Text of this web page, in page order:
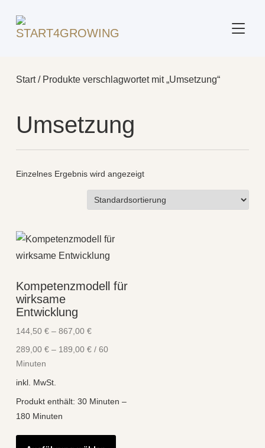
Start/ Produkte verschlagwortet mit „Umsetzung“
Umsetzung
Einzelnes Ergebnis wird angezeigt
Kompetenzmodell für
wirksame
Entwicklung
144,50 €– 867,00 €
289,00 €– 189,00 €/ 60
Minuten
inkl. MwSt.
Produkt enthält: 30 Minuten –
180 Minuten
Dieses